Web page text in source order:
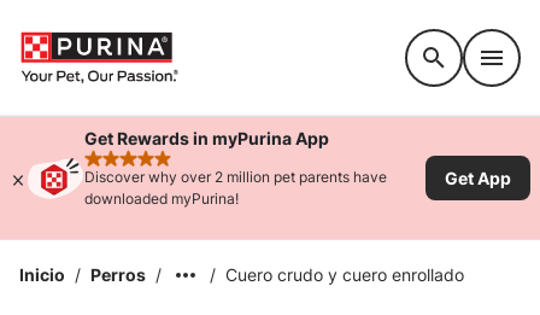
Get Rewards in myPurina App
rated 4.9 stars
Discover why over 2 million pet parents have
downloaded myPurina!
Get App
Inicio / Perros / / Cuero crudo y cuero enrollado